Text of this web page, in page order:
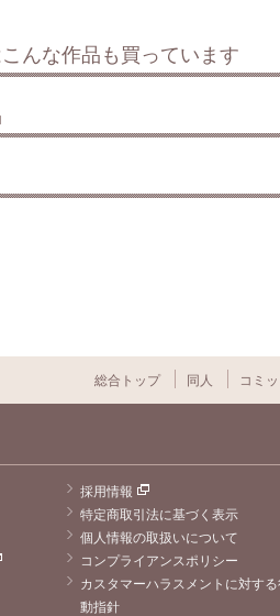
んな作品も買っています
総合トップ 同人 コミ
採用情報
特定商取引法に基づく表示
個人情報の取扱いについて
コンプライアンスポリシー
カスタマーハラスメントに対す
動指針